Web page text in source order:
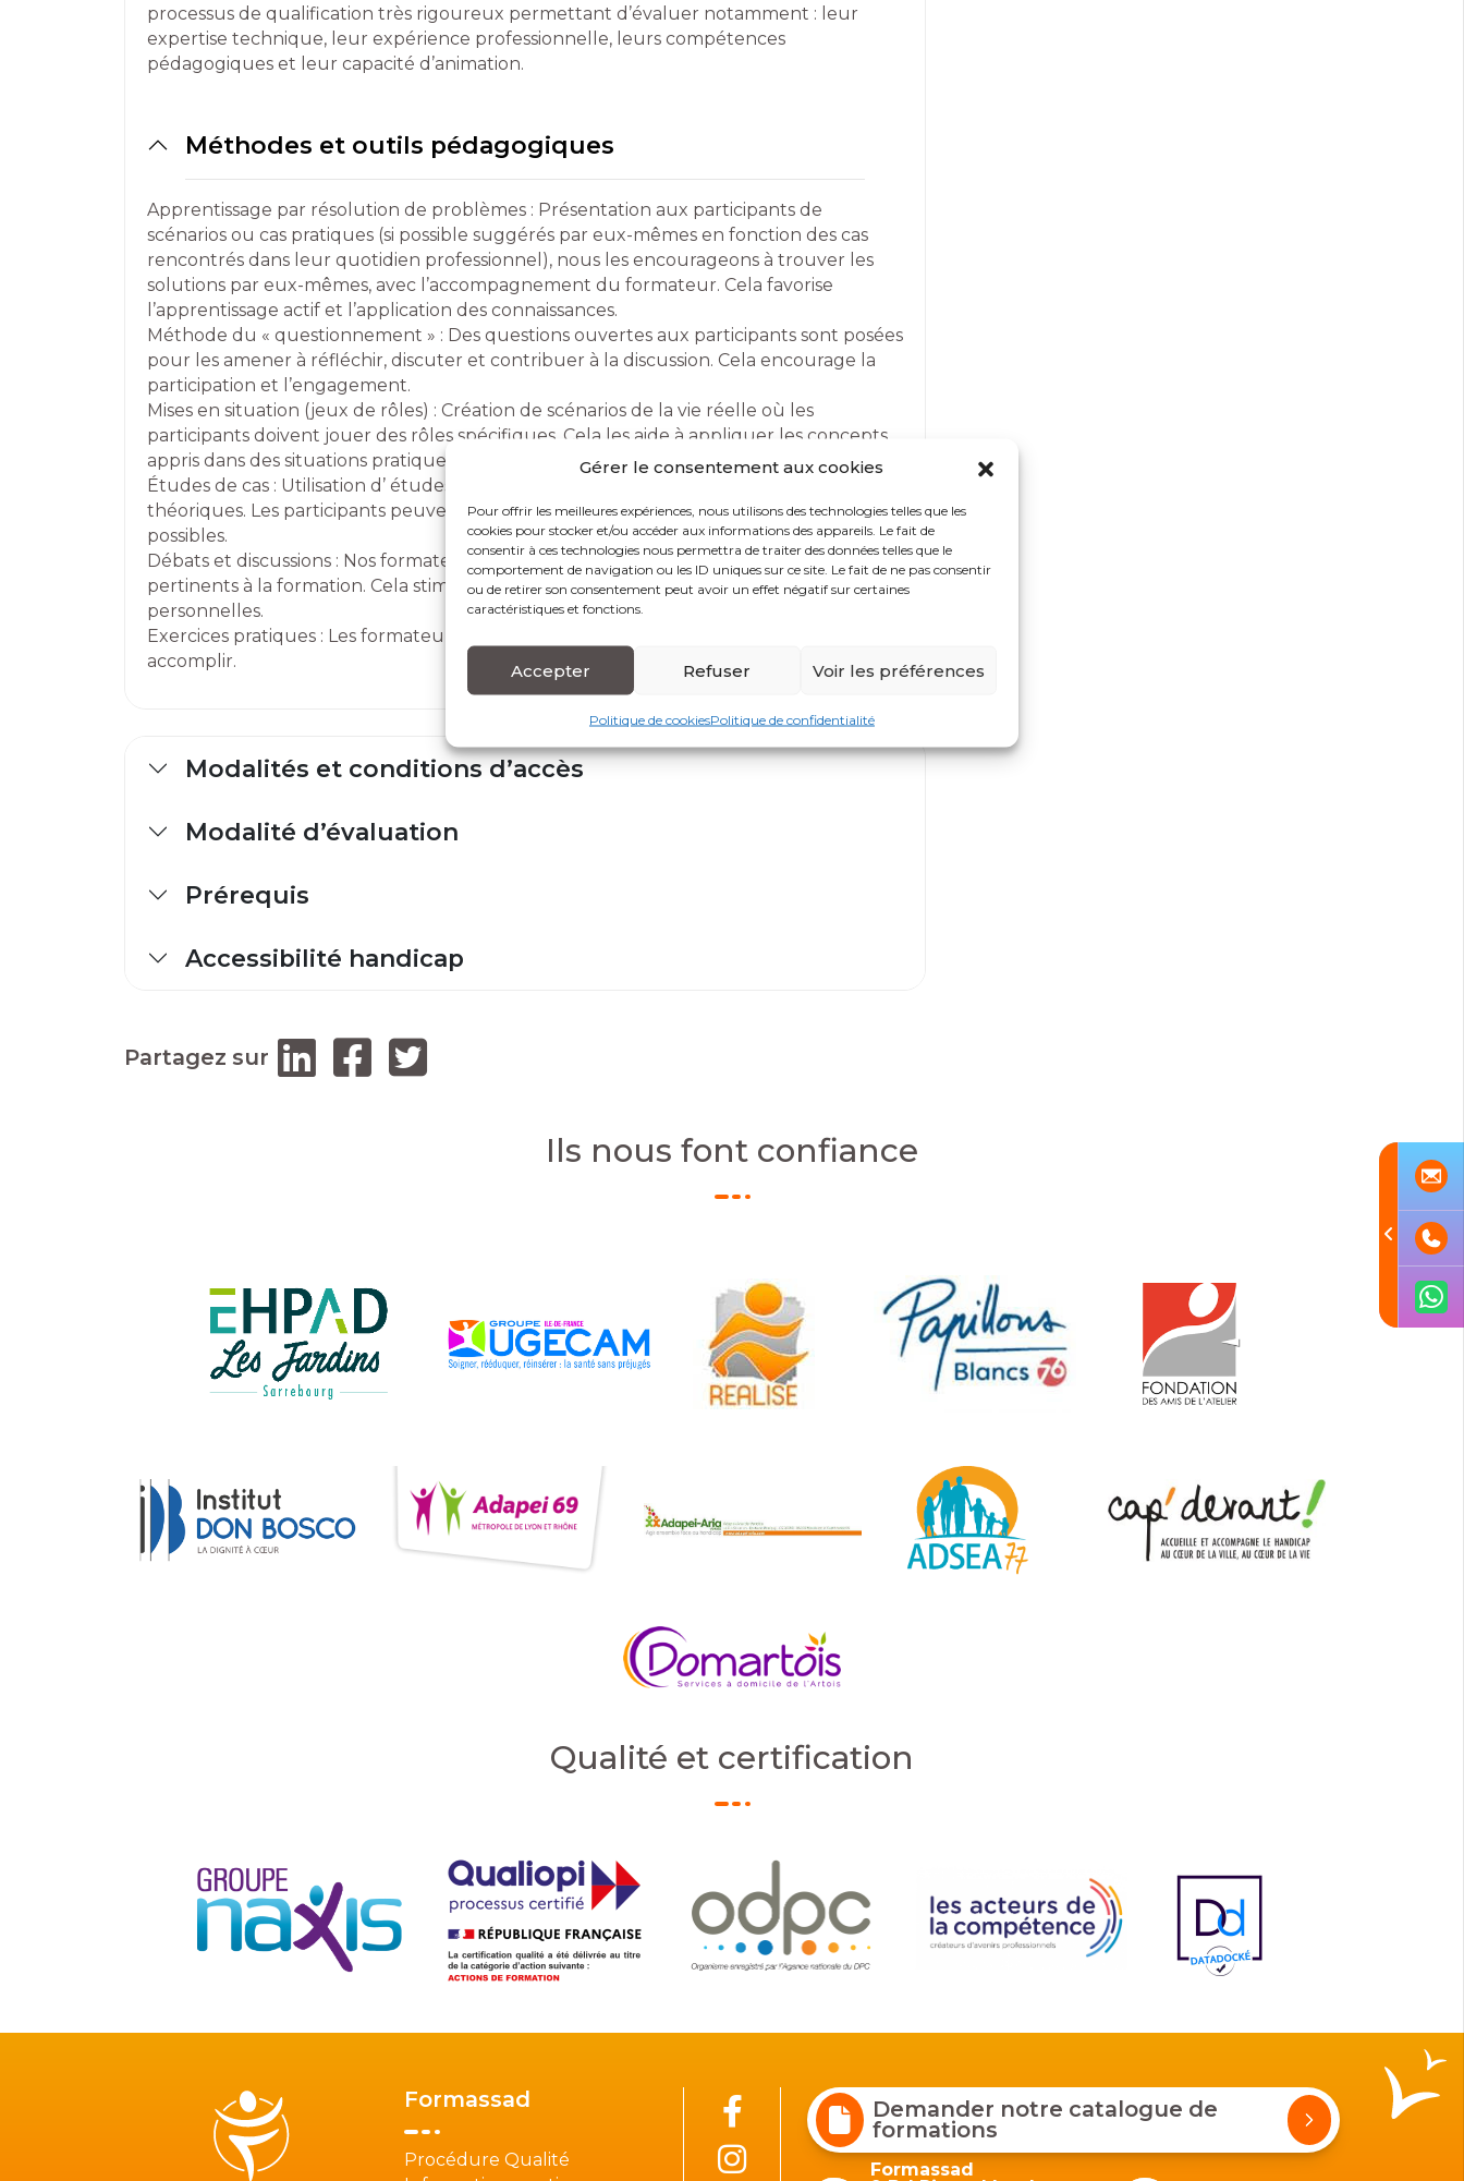
Gérer le consentement aux cookies
Pour offrir les meilleures expériences, nous utilisons des technologies telles que les
cookies pour stocker et/ou accéder aux informations des appareils. Le fait de
consentir à ces technologies nous permettra de traiter des données telles que le
comportement de navigation ou les ID uniques sur ce site. Le fait de ne pas consentir
ou de retirer son consentement peut avoir un effet négatif sur certaines
caractéristiques et fonctions.
Accepter Refuser Voir les préférences
Politique de cookiesPolitique de confidentialité
processus de qualification très rigoureux permettant d’évaluer notamment : leur
expertise technique, leur expérience professionnelle, leurs compétences
pédagogiques et leur capacité d’animation.
Méthodes et outils pédagogiques
Apprentissage par résolution de problèmes : Présentation aux participants de
scénarios ou cas pratiques (si possible suggérés par eux-mêmes en fonction des cas
rencontrés dans leur quotidien professionnel), nous les encourageons à trouver les
solutions par eux-mêmes, avec l’accompagnement du formateur. Cela favorise
l’apprentissage actif et l’application des connaissances.
Méthode du « questionnement » : Des questions ouvertes aux participants sont posées
pour les amener à réfléchir, discuter et contribuer à la discussion. Cela encourage la
participation et l’engagement.
Mises en situation (jeux de rôles) : Création de scénarios de la vie réelle où les
participants doivent jouer des rôles spécifiques. Cela les aide à appliquer les concepts
appris dans des situations pratiques.
Études de cas : Utilisation d’ études de cas réels ou fictifs pour illustrer des concepts
théoriques. Les participants peuvent analyser ces cas et discuter des solutions
possibles.
Débats et discussions : Nos formateurs encouragent les débats sur des sujets
pertinents à la formation. Cela stimule la réflexion critique et l’expression d’opinions
personnelles.
Exercices pratiques : Les formateurs donnent aux participants des tâches pratiques à
accomplir.
Modalités et conditions d’accès
Modalité d’évaluation
Prérequis
Accessibilité handicap
Partagez sur
Ils nous font confiance
Qualité et certification
Formassad
Procédure Qualité
Demander notre catalogue de
formations
Formassad